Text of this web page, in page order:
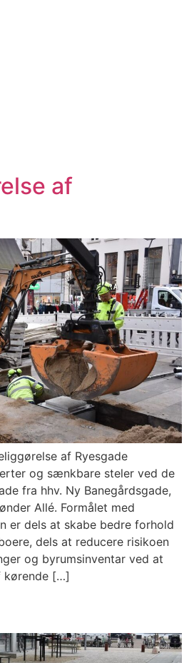
af
af Ryesgade
og sænkbare steler ved de
fra hhv. Ny Banegårdsgade,
Allé. Formålet med
er dels at skabe bedre forhold
dels at reducere risikoen
og byrumsinventar ved at
kørende […]